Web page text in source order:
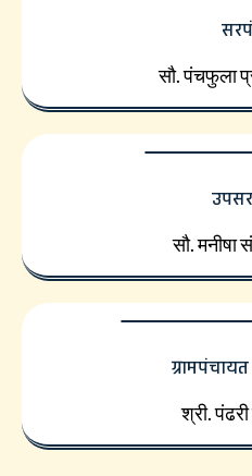
सौ. पंचफुला
सौ. मनीषा
श्री.